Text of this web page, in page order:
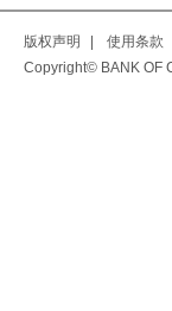
版权声明 使用条款
Copyright© BANK OF